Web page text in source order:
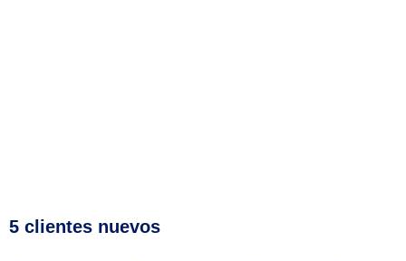
5 clientes nuevos